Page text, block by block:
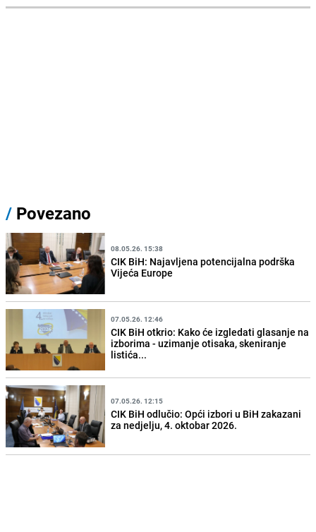
/ Povezano
08.05.26. 15:38
CIK BiH: Najavljena potencijalna podrška
Vijeća Europe
07.05.26. 12:46
CIK BiH otkrio: Kako će izgledati glasanje na
izborima - uzimanje otisaka, skeniranje
listića...
07.05.26. 12:15
CIK BiH odlučio: Opći izbori u BiH zakazani
za nedjelju, 4. oktobar 2026.